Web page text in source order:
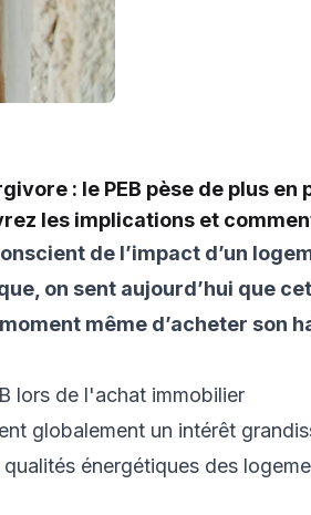
: le PEB pèse de plus en
les implications et
de l’impact d’un
on sent aujourd’hui que
même d’acheter son
lors de l'achat immobilier
globalement un intérêt
énergétiques des